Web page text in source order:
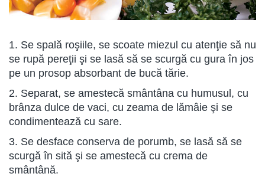
1. Se spală roşiile, se scoate miezul cu atenţie să nu
se rupă pereţii şi se lasă să se scurgă cu gura în jos
pe un prosop absorbant de bucă tărie.
2. Separat, se amestecă smântâna cu humusul, cu
brânza dulce de vaci, cu zeama de lămâie şi se
condimentează cu sare.
3. Se desface conserva de porumb, se lasă să se
scurgă în sită şi se amestecă cu crema de
smântână.